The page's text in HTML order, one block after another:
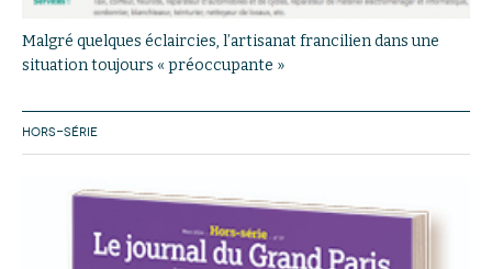
Malgré quelques éclaircies, l’artisanat francilien dans une
situation toujours « préoccupante »
HORS-SÉRIE